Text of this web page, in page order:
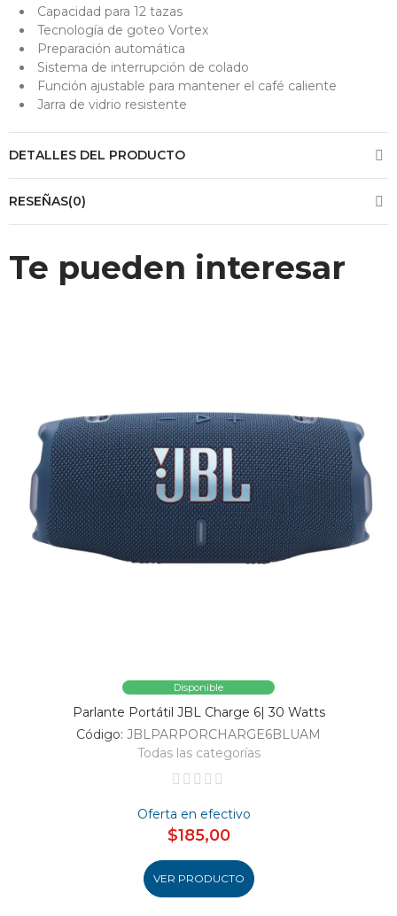
Capacidad para 12 tazas
Tecnología de goteo Vortex
Preparación automática
Sistema de interrupción de colado
Función ajustable para mantener el café caliente
Jarra de vidrio resistente
DETALLES DEL PRODUCTO
RESEÑAS(0)
Te pueden interesar
Disponible
Parlante Portátil JBL Charge 6| 30 Watts
Código: JBLPARPORCHARGE6BLUAM
Todas las categorías
Oferta en efectivo
$185,00
VER PRODUCTO